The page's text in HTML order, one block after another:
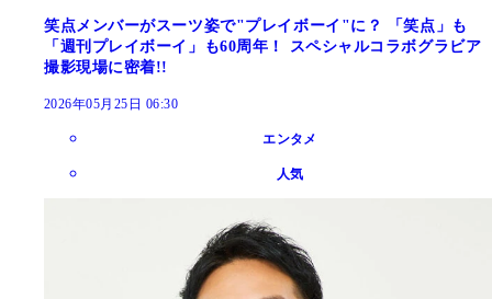
笑点メンバーがスーツ姿で"プレイボーイ"に？ 「笑点」も
「週刊プレイボーイ」も60周年！ スペシャルコラボグラビア
撮影現場に密着!!
2026年05月25日 06:30
エンタメ
人気